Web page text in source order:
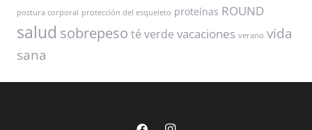
postura corporal protección del esqueleto proteínas ROUND
salud sobrepeso té verde vacaciones verano vida
sana